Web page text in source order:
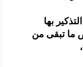
بها
ما تبقى من